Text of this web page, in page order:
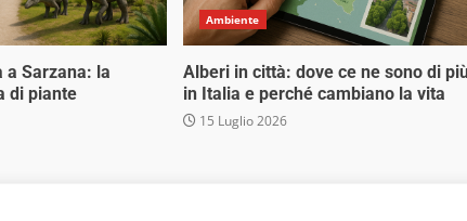
a Sarzana: la
di piante
Ambiente
Alberi in città: dove ce ne sono di
in Italia e perché cambiano la vita
15 Luglio 2026
Srl - Via Cavour 310 - 00184 Roma - P.Iva